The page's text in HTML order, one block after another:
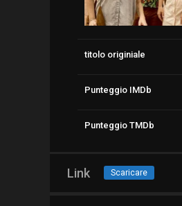
titolo originiale
Punteggio IMDb
Punteggio TMDb
Link Scaricare